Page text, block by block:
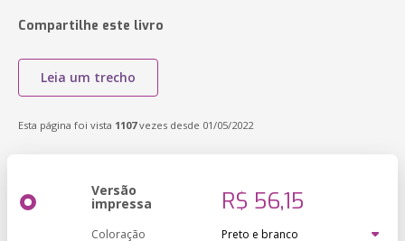
Compartilhe este livro
Leia um trecho
Esta página foi vista 1107vezes desde 01/05/2022
Versão
impressa R$ 56,15
Coloração